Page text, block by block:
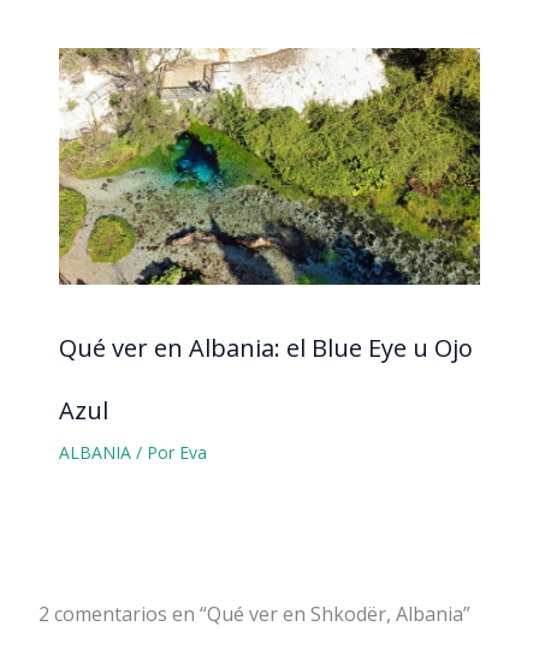
Qué ver en Albania: el Blue Eye u Ojo
Azul
ALBANIA/ Por Eva
2 comentarios en “Qué ver en Shkodër, Albania”